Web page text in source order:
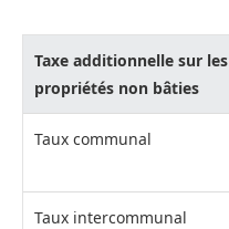
Taxe additionnelle sur les
propriétés non bâties
Taux communal
Taux intercommunal